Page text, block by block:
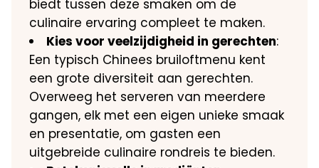
biedt tussen deze smaken om de
culinaire ervaring compleet te maken.
Kies voor veelzijdigheid in gerechten:
Een typisch Chinees bruiloftmenu kent
een grote diversiteit aan gerechten.
Overweeg het serveren van meerdere
gangen, elk met een eigen unieke smaak
en presentatie, om gasten een
uitgebreide culinaire rondreis te bieden.